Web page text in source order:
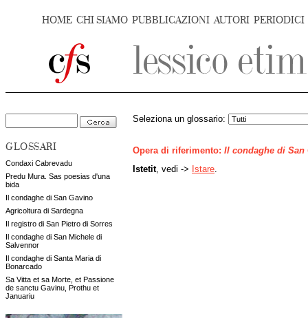
HOME CHI SIAMO PUBBLICAZIONI AUTORI PERIODICI
GLOSSARI
Condaxi Cabrevadu
Predu Mura. Sas poesias d'una
bida
Il condaghe di San Gavino
Agricoltura di Sardegna
Il registro di San Pietro di Sorres
Il condaghe di San Michele di
Salvennor
Il condaghe di Santa Maria di
Bonarcado
Sa Vitta et sa Morte, et Passione
de sanctu Gavinu, Prothu et
Januariu
Seleziona un glossario:
Opera di riferimento: Il condaghe di San
Istetit, vedi -> Istare